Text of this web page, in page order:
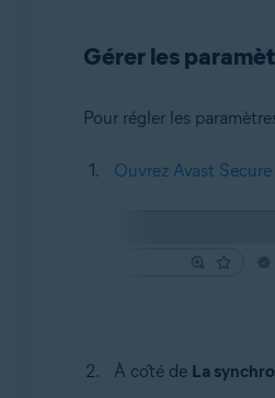
Gérer les
Pour régler les
Ouvrez Avast
À côté de La